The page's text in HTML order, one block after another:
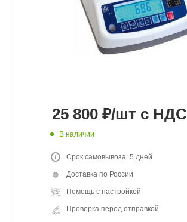
25 800 ₽/шт с НДС
В наличии
Срок самовывоза: 5 дней
Доставка по России
Помощь с настройкой
Проверка перед отправкой